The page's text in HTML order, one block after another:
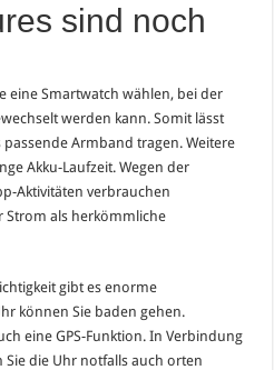
sind noch
eine Smartwatch wählen, bei der
werden kann. Somit lässt
Armband tragen. Weitere
Akku-Laufzeit. Wegen der
Aktivitäten verbrauchen
Strom als herkömmliche
gibt es enorme
können Sie baden gehen.
eine GPS-Funktion. In Verbindung
die Uhr notfalls auch orten